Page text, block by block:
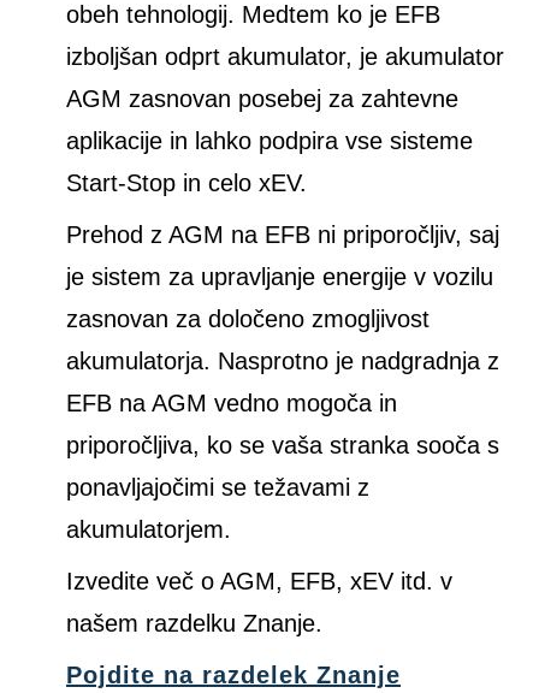
obeh tehnologij. Medtem ko je EFB
izboljšan odprt akumulator, je akumulator
AGM zasnovan posebej za zahtevne
aplikacije in lahko podpira vse sisteme
Start-Stop in celo xEV.
Prehod z AGM na EFB ni priporočljiv, saj
je sistem za upravljanje energije v vozilu
zasnovan za določeno zmogljivost
akumulatorja. Nasprotno je nadgradnja z
EFB na AGM vedno mogoča in
priporočljiva, ko se vaša stranka sooča s
ponavljajočimi se težavami z
akumulatorjem.
Izvedite več o AGM, EFB, xEV itd. v
našem razdelku Znanje.
Pojdite na razdelek Znanje